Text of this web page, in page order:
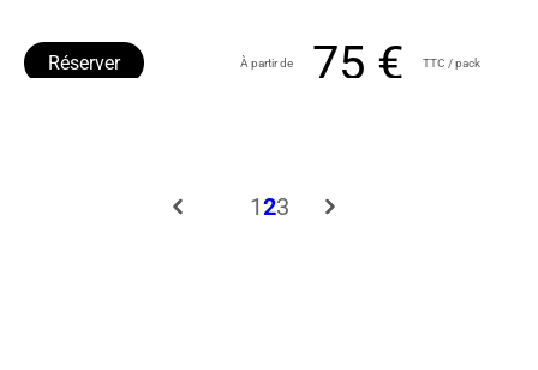
À partir de 75 € TTC / pack
Réserver
123